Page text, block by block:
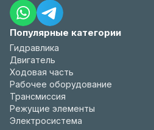
Популярные категории
Гидравлика
Двигатель
Ходовая часть
Рабочее оборудование
Трансмиссия
Режущие элементы
Электросистема